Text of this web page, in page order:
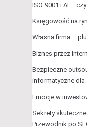
ISO 9001 i AI –
Księgowość na
Własna firma –
Biznes przez
Bezpieczne
informatyczne dla
Emocje w
Sekrety
Przewodnik po